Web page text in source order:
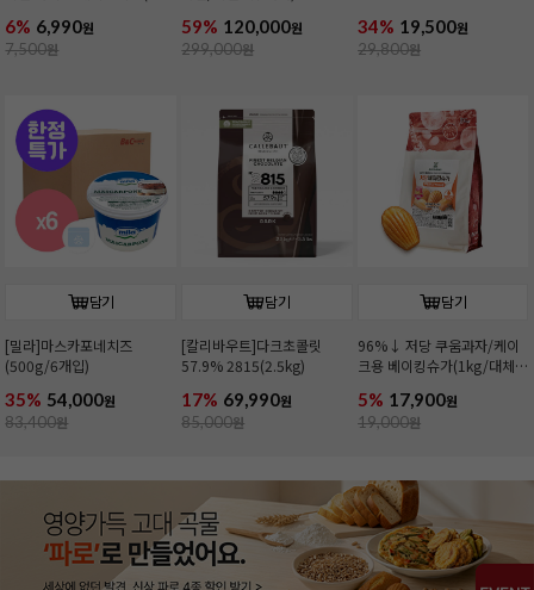
6% 6,990원
7,500원
59% 120,000원
299,000원
34% 19,500원
29,800원
담기
[밀라]마스카포네치즈
(500g/6개입)
35% 54,000원
83,400원
담기
[칼리바우트]다크초콜릿
57.9% 2815(2.5kg)
17% 69,990원
85,000원
담기
96%↓ 저당 쿠움과자/케이
크용 베이킹슈가(1kg/대체
5% 17,900원
19,000원